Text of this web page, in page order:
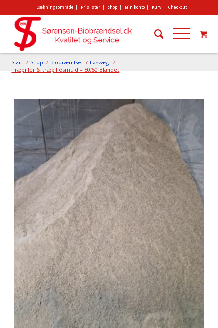
Dækningsområde Prislister Shop Min konto Kurv Checkout
Start / Shop / Biobrændsel / Løsvægt /
Træpiller & træpillesmuld – 50/50 Blandet